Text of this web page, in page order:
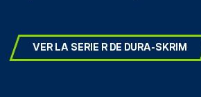
VER LA SERIE R DE DURA-SKRIM